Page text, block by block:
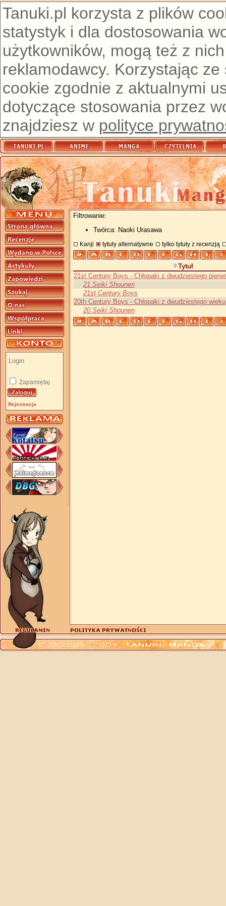
Tanuki.pl korzysta z plików
statystyk i dla dostosowania
użytkowników, mogą też z
reklamodawcy. Korzystając
cookie zgodnie z aktualnymi
dotyczące stosowania przez
znajdziesz w polityce
Zapamiętaj
Rejestracja
Filtrowanie:
Twórca: Naoki Urasawa
Kanji tytuły alternatywne tylko tytuły z recenzją
Tytuł
21st Century Boys - Chłopaki z dwudziestego
21 Seiki Shounen
21st Century Boys
20th Century Boys - Chłopaki z dwudziestego wieku
20 Seiki Shounen